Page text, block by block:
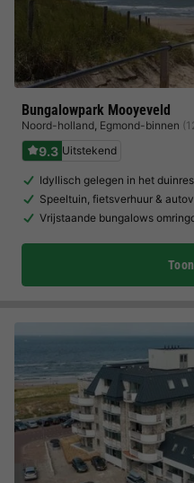
Bungalowpark Mooyeveld
Noord-holland, Egmond-binnen
9.3 Uitstekend
Idyllisch gelegen in het
Speeltuin, fietsverhuur &
Vrijstaande bungalows